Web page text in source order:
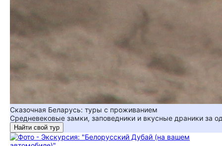
Сказочная Беларусь: туры с проживанием
Средневековые замки, заповедники и вкусные драники за
Найти свой тур